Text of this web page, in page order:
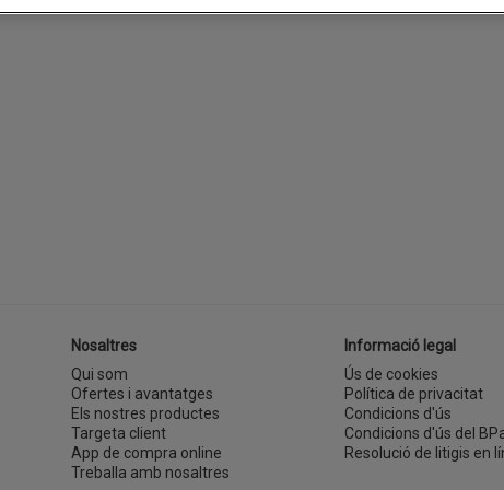
Nosaltres
Qui som
Ofertes i avantatges
Els nostres productes
Targeta client
App de compra online
Treballa amb nosaltres
Informació legal
Ús de cookies
Política de privacitat
Condicions d'ús
Condicions d'ús del
Resolució de litigis en